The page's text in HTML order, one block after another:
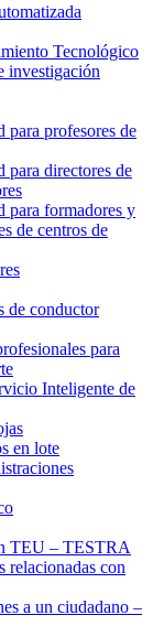
Tecnológico
investigación
para profesores de
para directores de
para formadores y
de centros de
de conductor
para
Inteligente de
en lote
TEU – TESTRA
relacionadas con
a un ciudadano –